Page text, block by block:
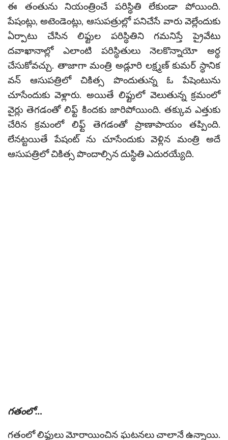
ఈ తంతును నియంత్రించే పరిస్థితి లేకుండా పోయింది.
పేషంట్లు, అటెండెంట్లు, ఆసుపత్రుల్లో పనిచేసే వారు వెల్లేందుకు
ఏర్పాటు చేసిన లిఫ్టుల పరిస్థితిని గమనిస్తే ప్రైవేటు
దవాఖానాల్లో ఎలాంటి పరిస్థితులు నెలకొన్నాయో అర్థ
చేసుకోవచ్చు. తాజాగా మంత్రి అడ్లూరి లక్ష్మణ్ కుమర్ స్థానిక
వన్ ఆసుపత్రిలో చికిత్స పొందుతున్న ఓ పేషెంటును
చూసేందుకు వెళ్లారు. అయితే లిఫ్టులో వెలుతున్న క్రమంలో
వైర్లు తెగడంతో లిఫ్ట్ కిందకు జారిపోయింది. తక్కువ ఎత్తుకు
చేరిన క్రమంలో లిఫ్ట్ తెగడంతో ప్రాణాపాయం తప్పింది.
లేనట్టయితే పేషంట్ ను చూసేందుకు వెళ్లిన మంత్రి అదే
ఆసుపత్రిలో చికిత్స పొందాల్సిన దుస్థితి ఎదురయ్యేది.
గతంలో…
గతంలో లిఫ్టులు మోరాయించిన ఘటనలు చాలానే ఉన్నాయి.